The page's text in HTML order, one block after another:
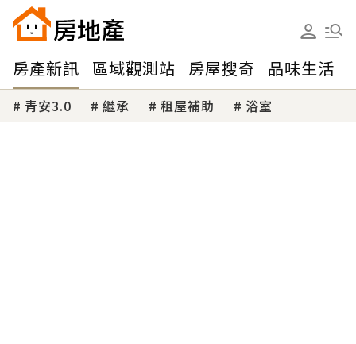
房產新訊 區域觀測站 房屋搜奇 品味生活
青安3.0 繼承 租屋補助 浴室